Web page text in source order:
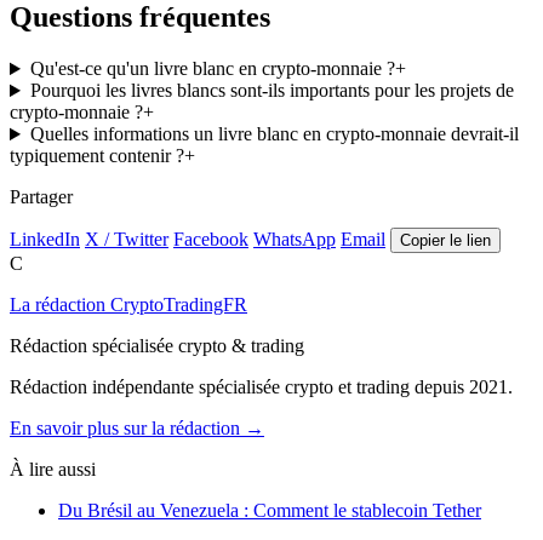
Questions fréquentes
Qu'est-ce qu'un livre blanc en crypto-monnaie ?+
Pourquoi les livres blancs sont-ils importants pour les projets de
crypto-monnaie ?+
Quelles informations un livre blanc en crypto-monnaie devrait-il
typiquement contenir ?+
Partager
LinkedIn X / Twitter Facebook WhatsApp Email Copier le lien
C
La rédaction CryptoTradingFR
Rédaction spécialisée crypto & trading
Rédaction indépendante spécialisée crypto et trading depuis 2021.
En savoir plus sur la rédaction →
À lire aussi
Du Brésil au Venezuela : Comment le stablecoin Tether